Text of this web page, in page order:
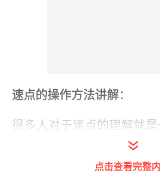
速点的操作方法讲解：
很多人对于速点的理解就是
其实这种理解不能算错，
点是根据每一把枪的射速
点击查看完整